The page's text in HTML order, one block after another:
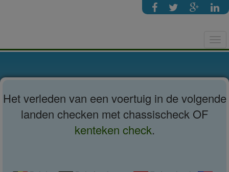
Het verleden van een voertuig in de volgende
landen checken met chassischeck OF
kenteken check.